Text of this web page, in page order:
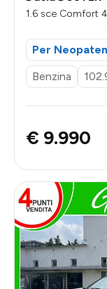
1.6 sce Comfort 4x2 s&s 115cv -
Per
Benzina
€ 9.990